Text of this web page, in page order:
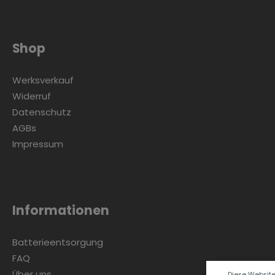
Shop
Werksverkauf
Widerruf
Datenschutz
AGBs
Impressum
Informationen
Batterieentsorgung
FAQ